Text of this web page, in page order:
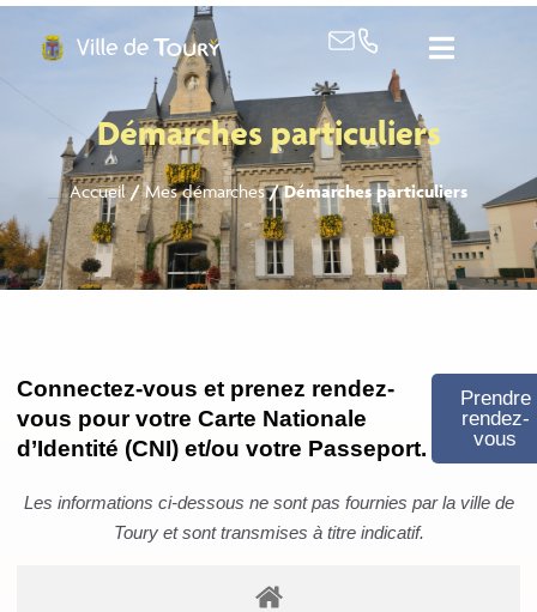
Démarches particuliers
Accueil/Mes démarches/Démarches particuliers
Connectez-vous et prenez rendez-
vous pour votre Carte Nationale
d’Identité (CNI) et/ou votre Passeport.
Prendre
rendez-
vous
Les informations ci-dessous ne sont pas fournies par la ville de
Toury et sont transmises à titre indicatif.